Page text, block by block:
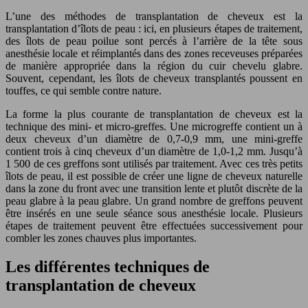
L’une des méthodes de transplantation de cheveux est la
transplantation d’îlots de peau : ici, en plusieurs étapes de traitement,
des îlots de peau poilue sont percés à l’arrière de la tête sous
anesthésie locale et réimplantés dans des zones receveuses préparées
de manière appropriée dans la région du cuir chevelu glabre.
Souvent, cependant, les îlots de cheveux transplantés poussent en
touffes, ce qui semble contre nature.
La forme la plus courante de transplantation de cheveux est la
technique des mini- et micro-greffes. Une microgreffe contient un à
deux cheveux d’un diamètre de 0,7-0,9 mm, une mini-greffe
contient trois à cinq cheveux d’un diamètre de 1,0-1,2 mm. Jusqu’à
1 500 de ces greffons sont utilisés par traitement. Avec ces très petits
îlots de peau, il est possible de créer une ligne de cheveux naturelle
dans la zone du front avec une transition lente et plutôt discrète de la
peau glabre à la peau glabre. Un grand nombre de greffons peuvent
être insérés en une seule séance sous anesthésie locale. Plusieurs
étapes de traitement peuvent être effectuées successivement pour
combler les zones chauves plus importantes.
Les différentes techniques de
transplantation de cheveux